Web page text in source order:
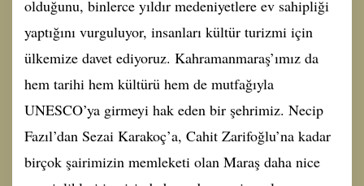
olduğunu, binlerce yıldır medeniyetlere ev sahipliği
yaptığını vurguluyor, insanları kültür turizmi için
ülkemize davet ediyoruz. Kahramanmaraş’ımız da
hem tarihi hem kültürü hem de mutfağıyla
UNESCO’ya girmeyi hak eden bir şehrimiz. Necip
Fazıl’dan Sezai Karakoç’a, Cahit Zarifoğlu’na kadar
birçok şairimizin memleketi olan Maraş daha nice